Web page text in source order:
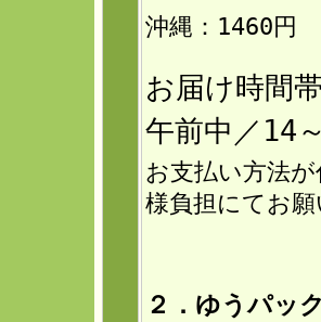
沖縄：1460円
お届け時間
午前中／14
お支払い方法
様負担にてお
２．ゆうパッ